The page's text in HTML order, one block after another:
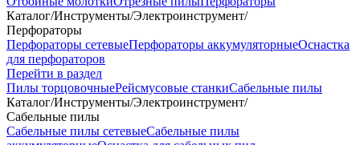
Каталог/Инструменты/Электроинструмент/
Перфораторы
Перфораторы сетевыеПерфораторы аккумуляторныеОснастка
для перфораторов
Перейти в раздел
Пилы торцовочныеРейсмусовые станкиСабельные пилы
Каталог/Инструменты/Электроинструмент/
Сабельные пилы
Сабельные пилы сетевыеСабельные пилы